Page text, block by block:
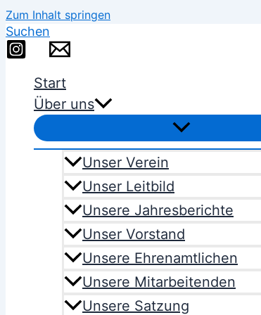
Zum Inhalt springen
Suchen
Start
Über uns
Unser Verein
Unser Leitbild
Unsere Jahresberichte
Unser Vorstand
Unsere Ehrenamtlichen
Unsere Mitarbeitenden
Unsere Satzung